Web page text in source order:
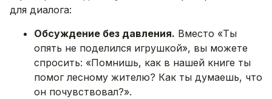
для диалога:
Обсуждение без давления. Вместо «Ты
опять не поделился игрушкой», вы можете
спросить: «Помнишь, как в нашей книге ты
помог лесному жителю? Как ты думаешь, что
он почувствовал?».